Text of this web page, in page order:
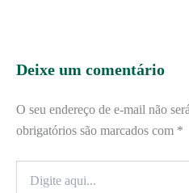
Deixe um comentário
O seu endereço de e-mail não
obrigatórios são marcados com *
aqui...